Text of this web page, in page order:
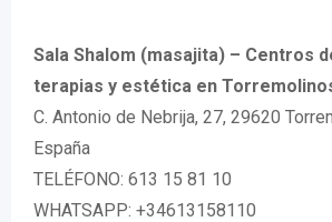
Sala Shalom (masajita) – Centros
terapias y estética en
C. Antonio de Nebrija, 27, 29620
España
TELÉFONO: 613 15 81 10
WHATSAPP: +34613158110